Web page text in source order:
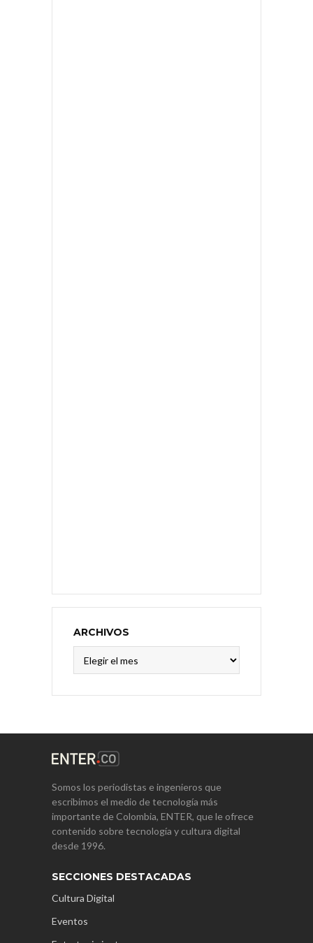
ARCHIVOS
Somos los periodistas e ingenieros que
escribimos el medio de tecnología más
importante de Colombia, ENTER, que le ofrece
contenido sobre tecnología y cultura digital
desde 1996.
SECCIONES DESTACADAS
Cultura Digital
Eventos